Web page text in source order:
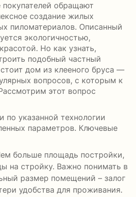
обращают
создание жилых
пиломатериалов. Описанный
экологичностью,
Но как узнать,
подобный частный
дом из клееного бруса —
вопросов, с которым к
этот вопрос
по указанной технологии
параметров. Ключевые
больше площадь постройки,
на стройку. Важно понимать в
размер помещений – залог
удобства для проживания.